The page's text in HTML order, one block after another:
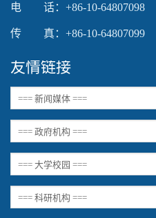
电 话：+86-10-64807098
传 真：+86-10-64807099
友情链接